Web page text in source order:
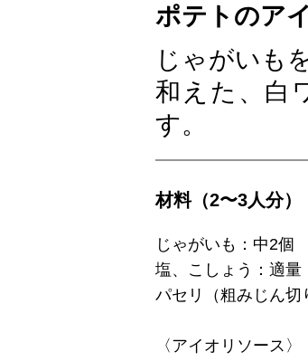
ポテトのア
じゃがいも
和えた、白
す。
材料（2〜3人分）
じゃがいも：中2個
塩、こしょう：適量
パセリ（粗みじん切
〈アイオリソース〉